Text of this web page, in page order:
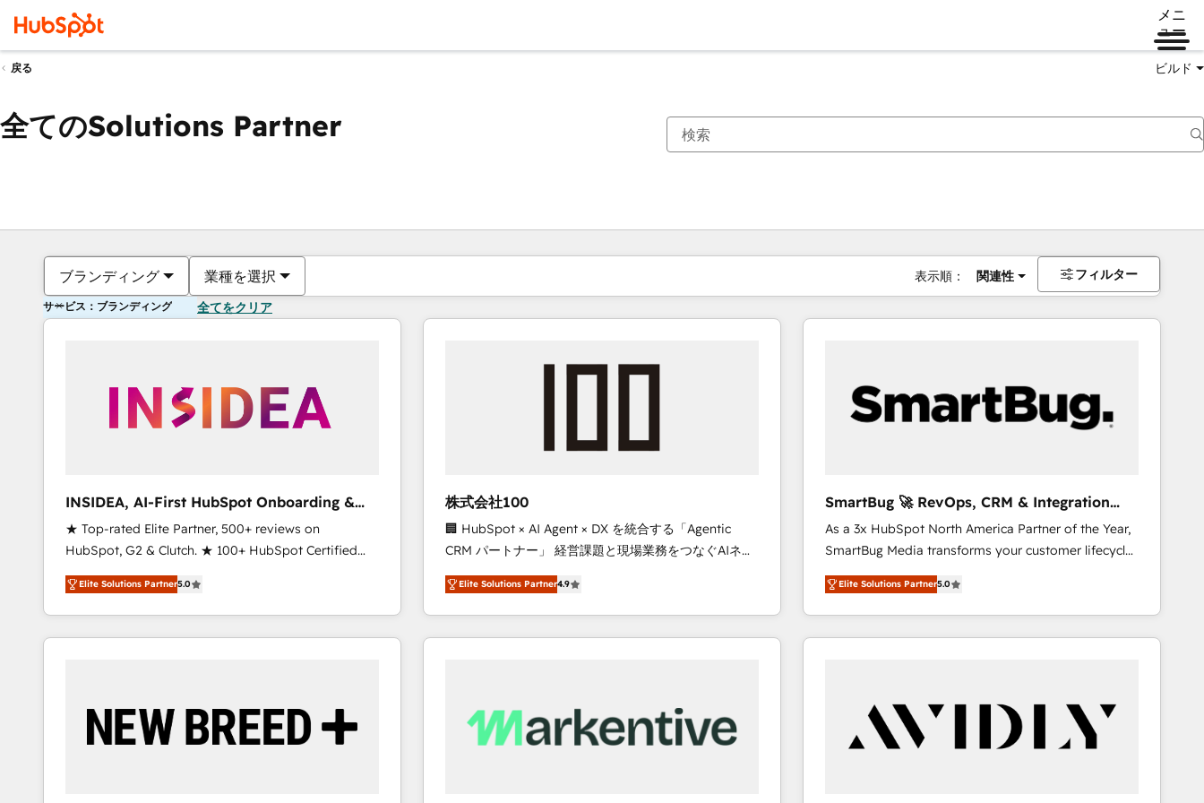
メニ
ュー
戻る ビルド
全てのSolutions Partner
ブランディング 業種を選択 表示順： 関連性 フィルター
サービス：ブランディング 全てをクリア
INSIDEA, AI-First HubSpot Onboarding &
RevOps
★ Top-rated Elite Partner, 500+ reviews on
HubSpot, G2 & Clutch. ★ 100+ HubSpot Certified
Experts & Trainers across the team ★ 1,500+
implementations across five continents ★ AI-First,
RevOps-led, Onboarding obsessed ★ Company of
the Year 2024/25 INSIDEA helps growing companies
your time zone. What we do ➤ Onboarding: Live in
weeks, with workflows built around your business,
Elite Solutions Partner5.0
株式会社100
🏢 HubSpot × AI Agent × DX を統合する「Agentic
CRM パートナー」 経営課題と現場業務をつなぐAIネイ
ティブ・エージェンシーとして、HubSpot Eliteの実装
力で顧客フロント業務を再設計します。 💡 100inc は何
をする会社か？ HubSpotを共通基盤に、AIエージェン
トを組み込んだ顧客フロント業務（マーケティング・営
を、CRMを軸とした全社共通基盤に再構築します。意
思決定者・PMO・現場担当者に並走します。 1️⃣
Elite Solutions Partner4.9
SmartBug 🚀 RevOps, CRM & Integration
Experts
As a 3x HubSpot North America Partner of the Year,
SmartBug Media transforms your customer lifecycle
into a revenue engine. Our unified ecosystem
includes specialized divisions Globalia (AI &
Software) and Point Success Media (Paid Media),
making this the official home for all three brands. 🔄
technical development team. - 19 HubSpot-certified
trainers to drive platform adoption. 📈 Revenue
Generation - Full-funnel marketing and high-
Elite Solutions Partner5.0
現在の場所ページ
ページページページページページページページページページページ